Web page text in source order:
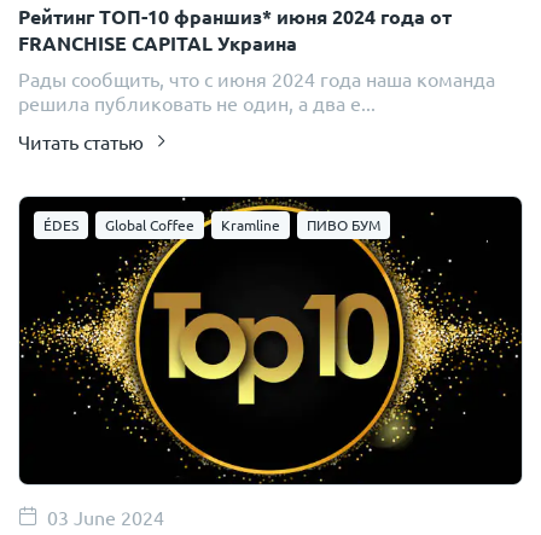
Рейтинг ТОП-10 франшиз* июня 2024 года от
FRANCHISE CAPITAL Украина
Рады сообщить, что с июня 2024 года наша команда
решила публиковать не один, а два е...
Читать статью
ÉDES Global Coffee Kramline ПИВО БУМ
03 June 2024